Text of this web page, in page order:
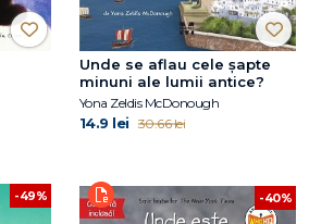
Unde se aflau cele șapte
minuni ale lumii antice?
Yona Zeldis McDonough
14.9 lei 30.66 lei
-49% -40%